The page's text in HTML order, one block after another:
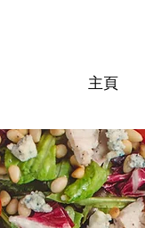
主頁